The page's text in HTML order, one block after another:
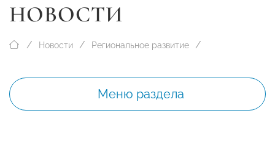
НОВОСТИ
Новости Региональное развитие
Меню раздела